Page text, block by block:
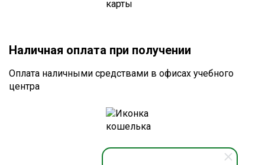
Наличная оплата при получении
Оплата наличными средствами в офисах учебного
центра